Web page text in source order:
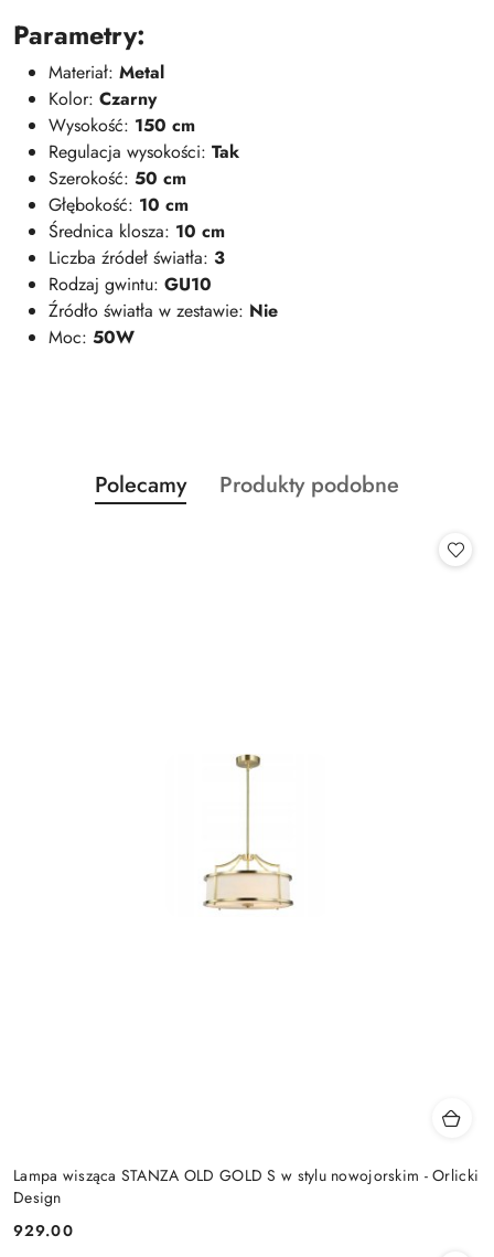
Parametry:
Materiał: Metal
Kolor: Czarny
Wysokość: 150 cm
Regulacja wysokości: Tak
Szerokość: 50 cm
Głębokość: 10 cm
Średnica klosza: 10 cm
Liczba źródeł światła: 3
Rodzaj gwintu: GU10
Źródło światła w zestawie: Nie
Moc: 50W
Pomiń karuzelę produktów
Produkty
o
Polecamy
Produkty
Produkty podobne
Lampa wisząca STANZA OLD GOLD S w stylu nowojorskim - Orlicki
Design
Cena:
929.00